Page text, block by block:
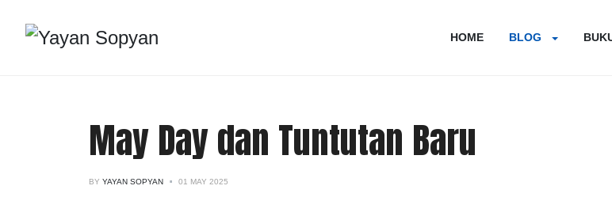
HOME BLOG
May Day dan Tuntutan Baru
BY YAYAN SOPYAN 01 MAY 2025